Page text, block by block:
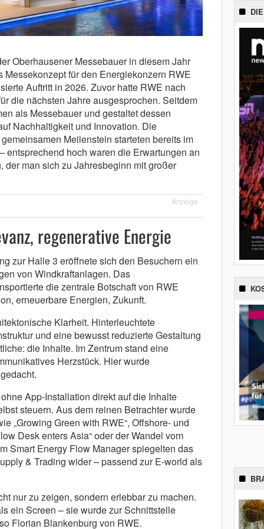
Oberhausener Messebauer in diesem Jahr
für den Energiekonzern RWE
Auftritt in 2026. Zuvor hatte RWE nach
die nächsten Jahre ausgesprochen. Seitdem
als Messebauer und gestaltet dessen
Nachhaltigkeit und Innovation. Die
Meilenstein starteten bereits im
entsprechend hoch waren die Erwartungen an
der man sich zu Jahresbeginn mit großer
Anzeige
regenerative Energie
zur Halle 3 eröffnete sich den Besuchern ein
von Windkraftanlagen. Das
die zentrale Botschaft von RWE
erneuerbare Energien, Zukunft.
Klarheit. Hinterleuchtete
und eine bewusst reduzierte Gestaltung
die Inhalte. Im Zentrum stand eine
Herzstück. Hier wurde
App-Installation direkt auf die Inhalte
steuern. Aus dem reinen Betrachter wurde
„Growing Green with RWE“, Offshore- und
Desk enters Asia“ oder der Wandel vom
Smart Energy Flow Manager spiegelten das
& Trading wider – passend zur E-world als
nur zu zeigen, sondern erlebbar zu machen.
ein Screen – sie wurde zur Schnittstelle
Florian Blankenburg von RWE.